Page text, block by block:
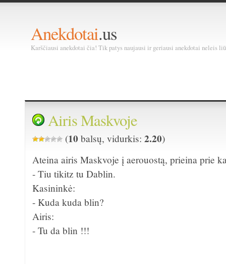
Anekdotai.us
Karščiausi anekdotai čia! Tik patys naujausi ir geriausi anekdotai neleis
Airis Maskvoje
(10 balsų, vidurkis:2.20)
Ateina airis Maskvoje į aerouostą, prieina prie
- Tiu tikitz tu Dablin.
Kasininkė:
- Kuda kuda blin?
Airis:
- Tu da blin !!!